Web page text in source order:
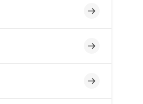
미완료
미완료
미완료